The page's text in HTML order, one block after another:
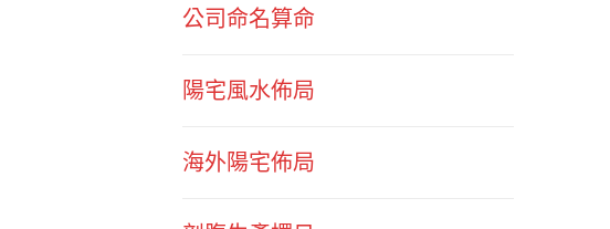
公司命名算命
陽宅風水佈局
海外陽宅佈局